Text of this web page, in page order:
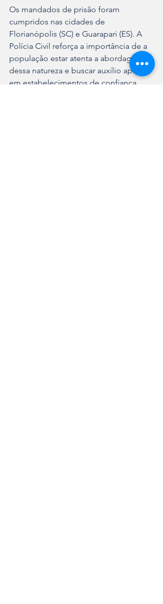
Os mandados de prisão foram
cumpridos nas cidades de
Florianópolis (SC) e Guarapari (ES). A
Polícia Civil reforça a importância de a
população estar atenta a abordagens
dessa natureza e buscar auxílio apenas
em estabelecimentos de confiança.